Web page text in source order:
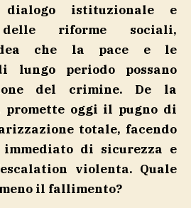
istituzionale e
delle riforme sociali,
che la pace e le
lungo periodo possano
del crimine. De la
promette oggi il pugno di
totale, facendo
di sicurezza e
violenta. Quale
il fallimento?